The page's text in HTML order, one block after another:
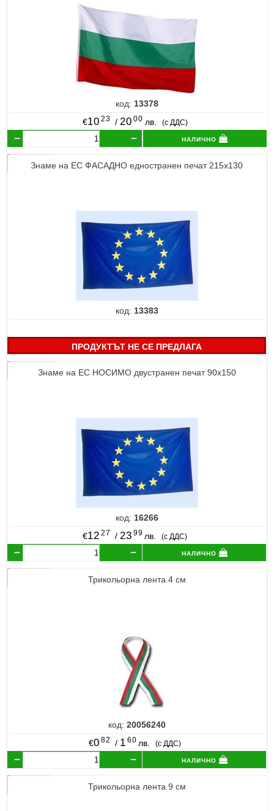
код: 13378
€10 23 / 20 00 лв. (с ДДС)
налично
Знаме на ЕС ФАСАДНО едностранен печат 215х130
код: 13383
ПРОДУКТЪТ НЕ СЕ ПРЕДЛАГА
Знаме на ЕС НОСИМО двустранен печат 90х150
код: 16266
€12 27 / 23 99 лв. (с ДДС)
налично
Трикольорна лента 4 см
код: 20056240
€0 82 / 1 60 лв. (с ДДС)
налично
Трикольорна лента 9 см